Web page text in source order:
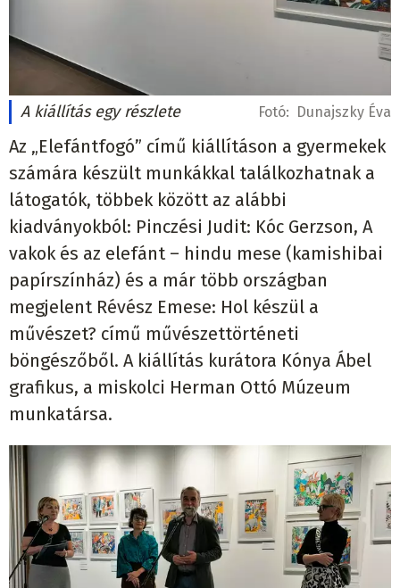
A kiállítás egy részlete Fotó: Dunajszky Éva
Az „Elefántfogó” című kiállításon a gyermekek
számára készült munkákkal találkozhatnak a
látogatók, többek között az alábbi
kiadványokból: Pinczési Judit: Kóc Gerzson, A
vakok és az elefánt – hindu mese (kamishibai
papírszínház) és a már több országban
megjelent Révész Emese: Hol készül a
művészet? című művészettörténeti
böngészőből. A kiállítás kurátora Kónya Ábel
grafikus, a miskolci Herman Ottó Múzeum
munkatársa.